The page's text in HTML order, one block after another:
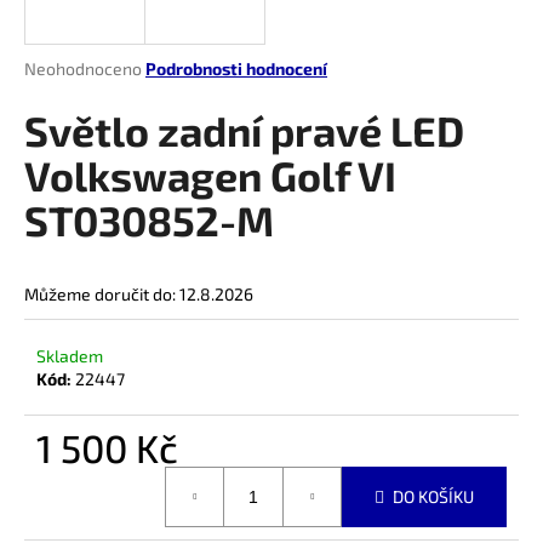
Průměrné
produktu
je
0,0
z
5
hvězdiček.
Neohodnoceno Podrobnosti hodnocení
Světlo zadní pravé LED
Volkswagen Golf VI
ST030852-M
Můžeme doručit do:12.8.2026
Skladem
Kód: 22447
1 500 Kč
DO KOŠÍKU
j
t
?
D
o
p